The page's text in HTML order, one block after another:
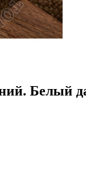
Белый